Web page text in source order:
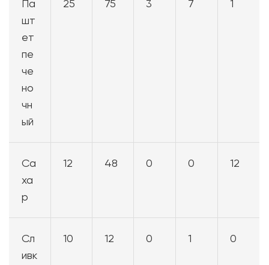
Па
шт
ет
пе
че
но
чн
ый
25 75 3 7 1
Са
ха
р
12 48 0 0 12
Сл
ивк
10 12 0 1 0